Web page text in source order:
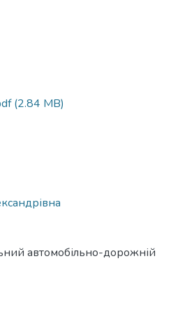
(2.84 MB)
автомобільно-дорожній